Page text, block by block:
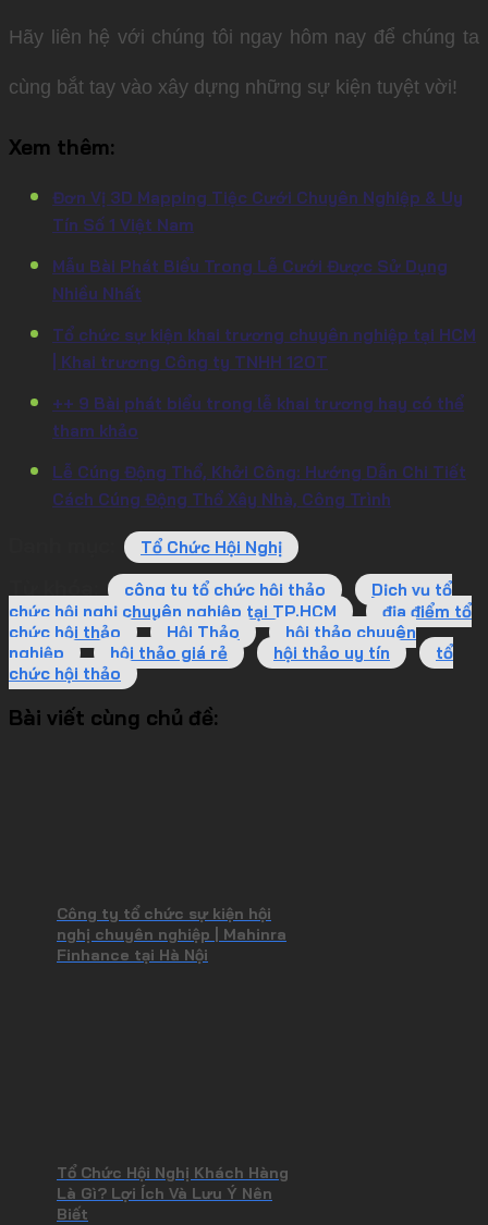
Hãy liên hệ với chúng tôi ngay hôm nay để chúng ta
cùng bắt tay vào xây dựng những sự kiện tuyệt vời!
Xem thêm:
Đơn Vị 3D Mapping Tiệc Cưới Chuyên Nghiệp & Uy
Tín Số 1 Việt Nam
Mẫu Bài Phát Biểu Trong Lễ Cưới Được Sử Dụng
Nhiều Nhất
Tổ chức sự kiện khai trương chuyên nghiệp tại HCM
| Khai trương Công ty TNHH 120T
++ 9 Bài phát biểu trong lễ khai trương hay có thể
tham khảo
Lễ Cúng Động Thổ, Khởi Công: Hướng Dẫn Chi Tiết
Cách Cúng Động Thổ Xây Nhà, Công Trình
Tổ Chức Hội Nghị
công ty tổ chức hội thảo
Dịch vụ tổ
chức hội nghị chuyên nghiệp tại TP.HCM
địa điểm tổ
chức hội thảo
Hội Thảo
hội thảo chuyên
nghiệp
hội thảo giá rẻ hội thảo uy tín
tổ
chức hội thảo
Bài viết cùng chủ đề:
Công ty tổ chức sự kiện hội
nghị chuyên nghiệp | Mahinra
Finhance tại Hà Nội
Tổ Chức Hội Nghị Khách Hàng
Là Gì? Lợi Ích Và Lưu Ý Nên
Biết